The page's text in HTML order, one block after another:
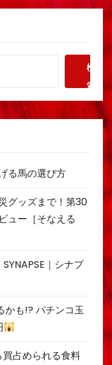
検
索
る馬の選び方
グッズまで！第30
ュー［そなえる
｜シナプ
かも!? パチンコ玉
占められる食料